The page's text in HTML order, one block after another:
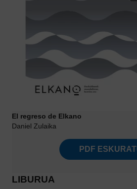
El regreso de Elkano
Daniel Zulaika
PDF
LIBURUA